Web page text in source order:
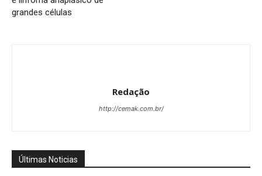
grandes células
Redação
http://cemak.com.br/
Últimas Noticias